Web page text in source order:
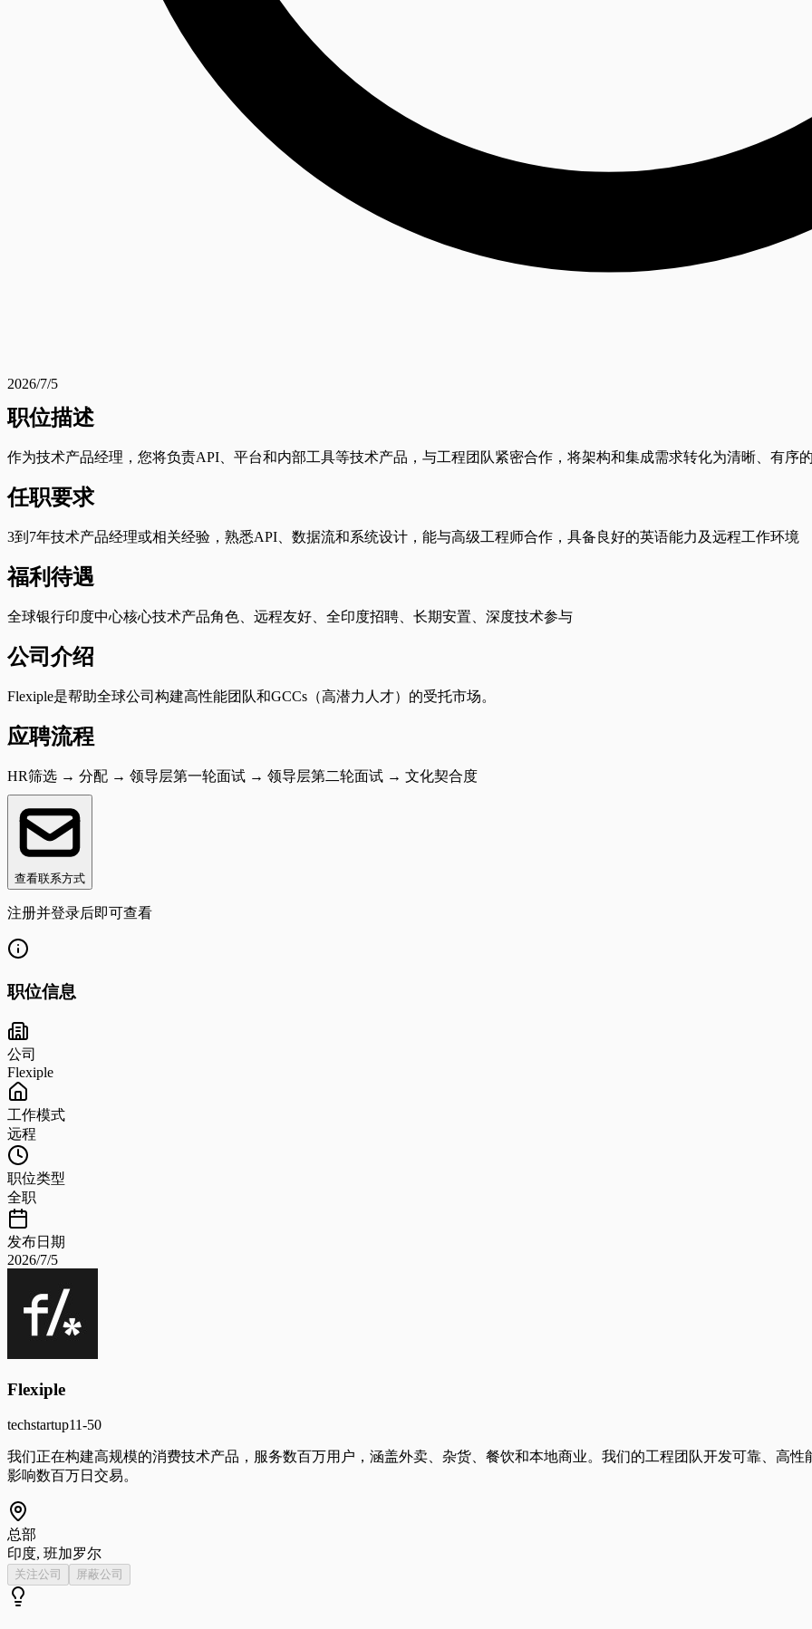
2026/7/5
职位描述
作为技术产品经理，您将负责API、平台和内部工具等技术产品，与工程团队紧密合作，将架构和集成需求转化为清晰、有序的
任职要求
3到7年技术产品经理或相关经验，熟悉API、数据流和系统设计，能与高级工程师合作，具备良好的英语能力及远程工作环境
福利待遇
全球银行印度中心核心技术产品角色、远程友好、全印度招聘、长期安置、深度技术参与
公司介绍
Flexiple是帮助全球公司构建高性能团队和GCCs（高潜力人才）的受托市场。
应聘流程
HR筛选 → 分配 → 领导层第一轮面试 → 领导层第二轮面试 → 文化契合度
查看联系方式
注册并登录后即可查看
职位信息
公司
Flexiple
工作模式
远程
职位类型
全职
发布日期
2026/7/5
Flexiple
techstartup11-50
我们正在构建高规模的消费技术产品，服务数百万用户，涵盖外卖、杂货、餐饮和本地商业。我们的工程团队开发可靠、高
影响数百万日交易。
总部
印度, 班加罗尔
关注公司 屏蔽公司